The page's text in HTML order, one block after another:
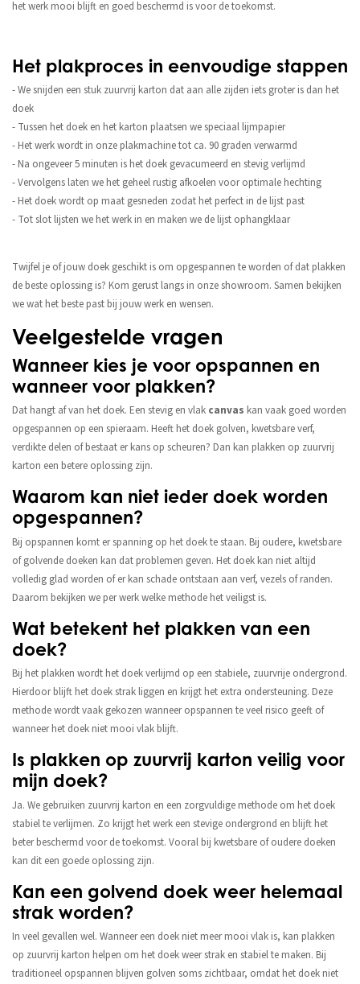
het werk mooi blijft en goed beschermd is voor de toekomst.
Het plakproces in eenvoudige stappen
- We snijden een stuk zuurvrij karton dat aan alle zijden iets groter is dan het
doek
- Tussen het doek en het karton plaatsen we speciaal lijmpapier
- Het werk wordt in onze plakmachine tot ca. 90 graden verwarmd
- Na ongeveer 5 minuten is het doek gevacumeerd en stevig verlijmd
- Vervolgens laten we het geheel rustig afkoelen voor optimale hechting
- Het doek wordt op maat gesneden zodat het perfect in de lijst past
- Tot slot lijsten we het werk in en maken we de lijst ophangklaar
Twijfel je of jouw doek geschikt is om opgespannen te worden of dat plakken
de beste oplossing is? Kom gerust langs in onze showroom. Samen bekijken
we wat het beste past bij jouw werk en wensen.
Veelgestelde vragen
Wanneer kies je voor opspannen en
wanneer voor plakken?
Dat hangt af van het doek. Een stevig en vlak canvas kan vaak goed worden
opgespannen op een spieraam. Heeft het doek golven, kwetsbare verf,
verdikte delen of bestaat er kans op scheuren? Dan kan plakken op zuurvrij
karton een betere oplossing zijn.
Waarom kan niet ieder doek worden
opgespannen?
Bij opspannen komt er spanning op het doek te staan. Bij oudere, kwetsbare
of golvende doeken kan dat problemen geven. Het doek kan niet altijd
volledig glad worden of er kan schade ontstaan aan verf, vezels of randen.
Daarom bekijken we per werk welke methode het veiligst is.
Wat betekent het plakken van een
doek?
Bij het plakken wordt het doek verlijmd op een stabiele, zuurvrije ondergrond.
Hierdoor blijft het doek strak liggen en krijgt het extra ondersteuning. Deze
methode wordt vaak gekozen wanneer opspannen te veel risico geeft of
wanneer het doek niet mooi vlak blijft.
Is plakken op zuurvrij karton veilig voor
mijn doek?
Ja. We gebruiken zuurvrij karton en een zorgvuldige methode om het doek
stabiel te verlijmen. Zo krijgt het werk een stevige ondergrond en blijft het
beter beschermd voor de toekomst. Vooral bij kwetsbare of oudere doeken
kan dit een goede oplossing zijn.
Kan een golvend doek weer helemaal
strak worden?
In veel gevallen wel. Wanneer een doek niet meer mooi vlak is, kan plakken
op zuurvrij karton helpen om het doek weer strak en stabiel te maken. Bij
traditioneel opspannen blijven golven soms zichtbaar, omdat het doek niet